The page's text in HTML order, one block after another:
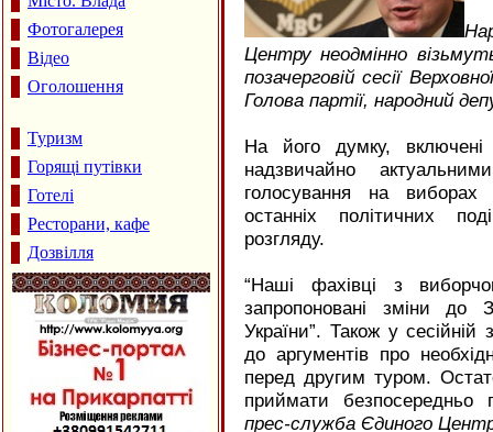
Фотогалерея
Відео
Оголошення
Туризм
Горящі путівки
Готелі
Ресторани, кафе
Дозвілля
Центру неодмінно
позачерговій сесії
Голова партії, народний
На його думку,
надзвичайно
голосування на виборах
останніх політичних
розгляду.
“Наші фахівці з
запропоновані зміни до
України”. Також у
до аргументів про
перед другим туром.
приймати безпосередньо
прес-служба Єдиного